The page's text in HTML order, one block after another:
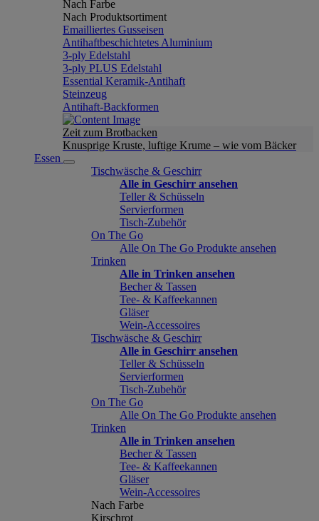
Nach Farbe
Nach Produktsortiment
Emailliertes Gusseisen
Antihaftbeschichtetes Aluminium
3-ply Edelstahl
3-ply PLUS Edelstahl
Essential Keramik-Antihaft
Steinzeug
Antihaft-Backformen
Zeit zum Brotbacken
Knusprige Kruste, luftige Krume – wie vom Bäcker
Essen
Tischwäsche & Geschirr
Alle in Geschirr ansehen
Teller & Schüsseln
Servierformen
Tisch-Zubehör
On The Go
Alle On The Go Produkte ansehen
Trinken
Alle in Trinken ansehen
Becher & Tassen
Tee- & Kaffeekannen
Gläser
Wein-Accessoires
Tischwäsche & Geschirr
Alle in Geschirr ansehen
Teller & Schüsseln
Servierformen
Tisch-Zubehör
On The Go
Alle On The Go Produkte ansehen
Trinken
Alle in Trinken ansehen
Becher & Tassen
Tee- & Kaffeekannen
Gläser
Wein-Accessoires
Nach Farbe
Kirschrot